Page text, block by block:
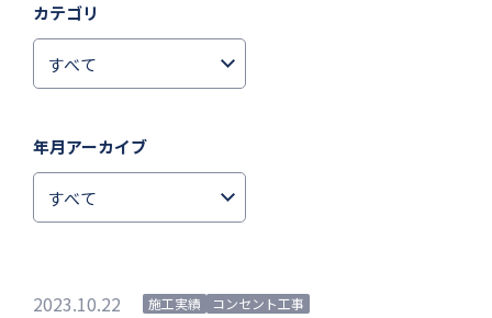
カテゴリ
年月アーカイブ
2023.10.22 施工実績 コンセント工事